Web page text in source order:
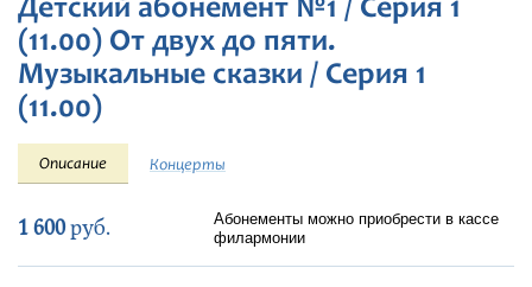
Афиша
Фестивали
Абонементы
Новости
Детский абонемент №1 / Серия 1
(11.00) От двух до пяти.
Музыкальные сказки / Серия 1
(11.00)
Описание Концерты
1 600руб.
Абонементы можно приобрести в кассе
филармонии